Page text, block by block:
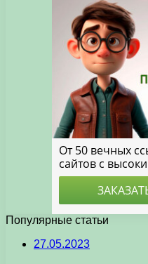
Популярные статьи
27.05.2023